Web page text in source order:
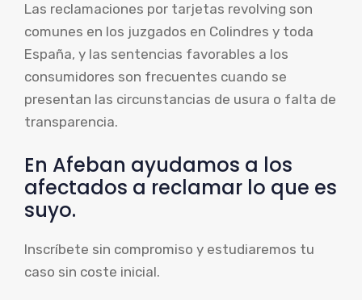
Las reclamaciones por tarjetas revolving son
comunes en los juzgados en Colindres y toda
España, y las sentencias favorables a los
consumidores son frecuentes cuando se
presentan las circunstancias de usura o falta de
transparencia.
En Afeban ayudamos a los
afectados a reclamar lo que es
suyo.
Inscríbete sin compromiso y estudiaremos tu
caso sin coste inicial.